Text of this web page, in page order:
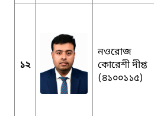
১২
নওরোজ
কোরেশী দীপ্ত
(৪১০০১১৫)